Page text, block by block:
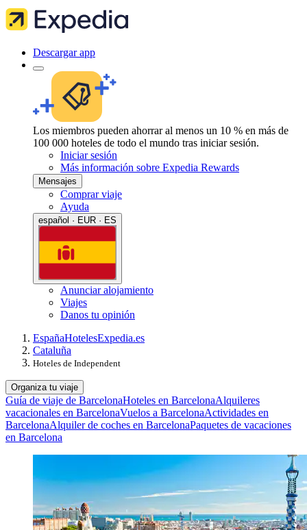
Descargar app
Los miembros pueden ahorrar al menos un 10 % en más de
100 000 hoteles de todo el mundo tras iniciar sesión.
Iniciar sesión
Más información sobre Expedia Rewards
Mensajes
Comprar viaje
Ayuda
español · EUR · ES
Anunciar alojamiento
Viajes
Danos tu opinión
EspañaHotelesExpedia.es
Cataluña
Hoteles de Independent
Organiza tu viaje
Guía de viaje de BarcelonaHoteles en BarcelonaAlquileres
vacacionales en BarcelonaVuelos a BarcelonaActividades en
BarcelonaAlquiler de coches en BarcelonaPaquetes de vacaciones
en Barcelona